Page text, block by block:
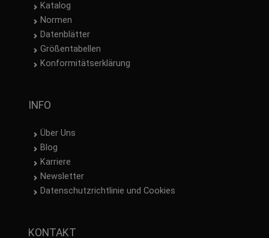
Katalog
Normen
Datenblätter
Größentabellen
Konformitätserklärung
INFO
Über Uns
Blog
Karriere
Newsletter
Datenschutzrichtlinie und Cookies
KONTAKT